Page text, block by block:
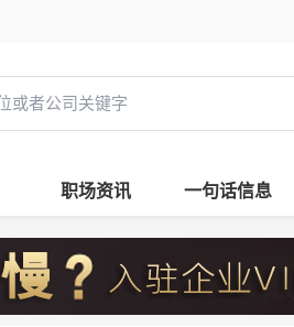
职场资讯 一句话信息